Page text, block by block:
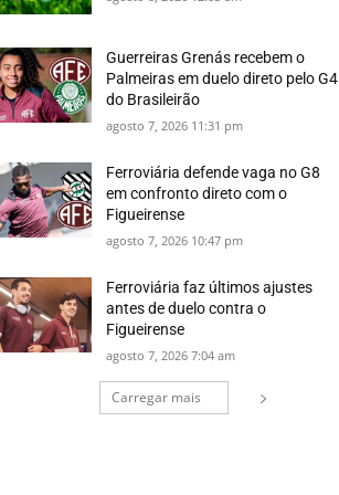
Guerreiras Grenás recebem o
Palmeiras em duelo direto pelo G4
do Brasileirão
agosto 7, 2026 11:31 pm
Ferroviária defende vaga no G8
em confronto direto com o
Figueirense
agosto 7, 2026 10:47 pm
Ferroviária faz últimos ajustes
antes de duelo contra o
Figueirense
agosto 7, 2026 7:04 am
Carregar mais